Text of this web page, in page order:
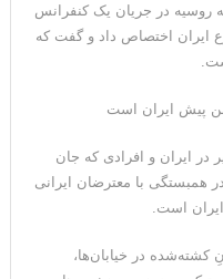
روسیه در جریان یک کنفرانس
ایران اختصاص داد و گفت که
پیش ایران است
در ایران و افرادی که جان
همبستگی با معترضان ایرانی
است.‏
در خیابان‌ها،